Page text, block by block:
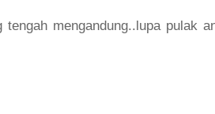
mengandung..lupa pulak